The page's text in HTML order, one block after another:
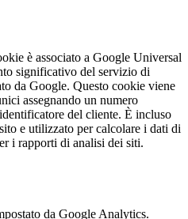
è associato a Google Universal
significativo del servizio di
da Google. Questo cookie viene
assegnando un numero
del cliente. È incluso
e utilizzato per calcolare i dati di
i rapporti di analisi dei siti.
da Google Analytics.